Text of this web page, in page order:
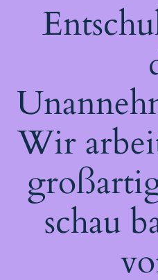
Wir
schau